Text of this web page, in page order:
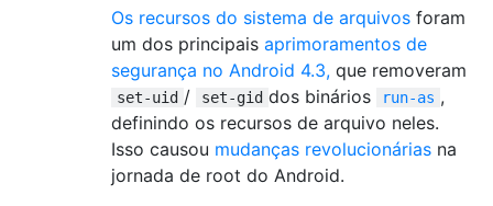
Os recursos do sistema de arquivos foram
um dos principais aprimoramentos de
segurança no Android 4.3, que removeram
set-uid / set-gid dos binários run-as ,
definindo os recursos de arquivo neles.
Isso causou mudanças revolucionárias na
jornada de root do Android.